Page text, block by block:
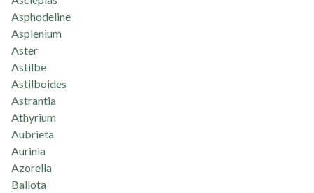
Asphodeline
Asplenium
Aster
Astilbe
Astilboides
Astrantia
Athyrium
Aubrieta
Aurinia
Azorella
Ballota